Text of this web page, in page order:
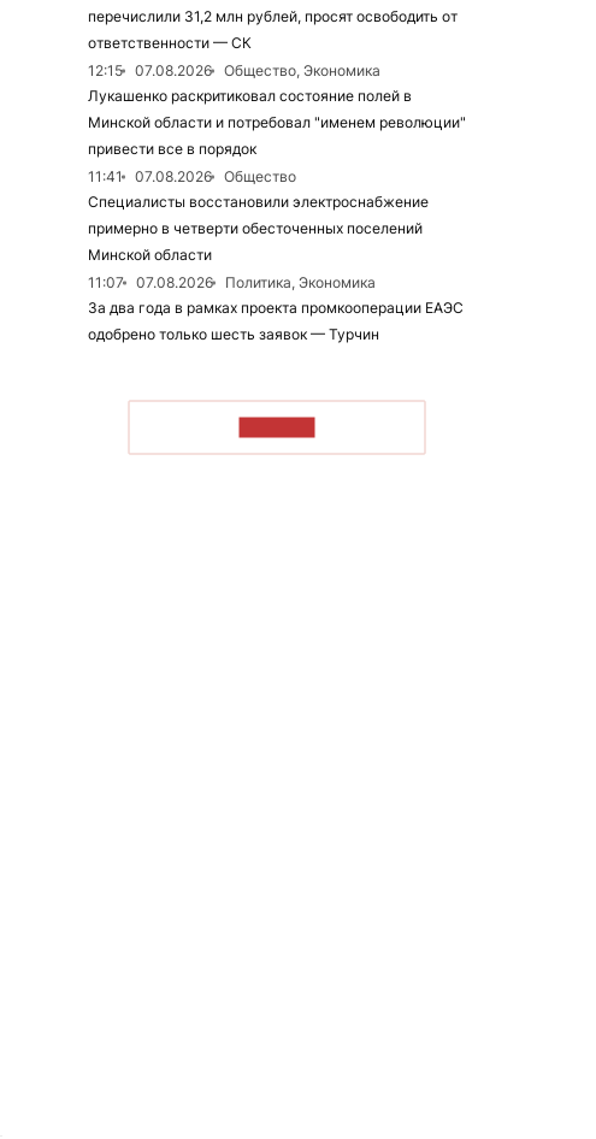
перечислили 31,2 млн рублей, просят освободить от
ответственности — СК
12:15
07.08.2026
Общество, Экономика
Лукашенко раскритиковал состояние полей в
Минской области и потребовал "именем революции"
привести все в порядок
11:41
07.08.2026
Общество
Специалисты восстановили электроснабжение
примерно в четверти обесточенных поселений
Минской области
11:07
07.08.2026
Политика, Экономика
За два года в рамках проекта промкооперации ЕАЭС
одобрено только шесть заявок — Турчин